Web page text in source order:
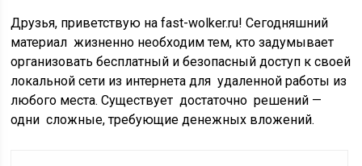
Друзья, приветствую на fast-wolker.ru! Сегодняшний
материал жизненно необходим тем, кто задумывает
организовать бесплатный и безопасный доступ к своей
локальной сети из интернета для удаленной работы из
любого места. Существует достаточно решений —
одни сложные, требующие денежных вложений.